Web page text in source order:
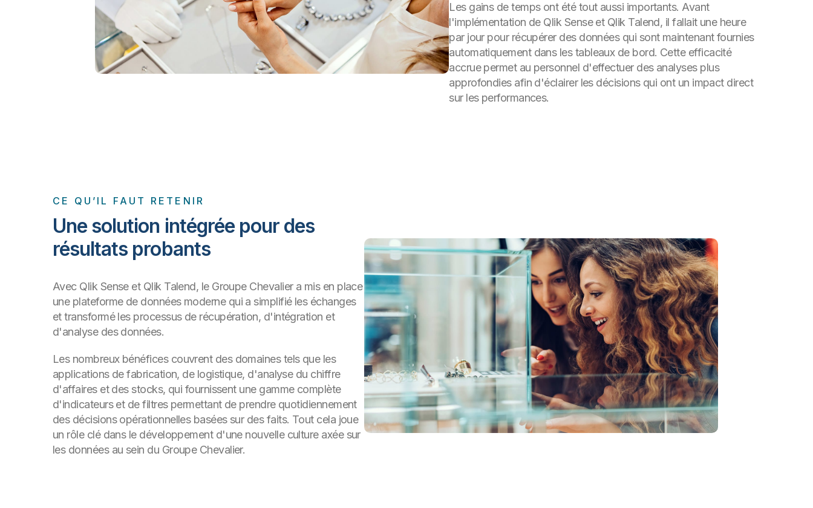
Les gains de temps ont été tout aussi importants. Avant
l'implémentation de Qlik Sense et Qlik Talend, il fallait une heure
par jour pour récupérer des données qui sont maintenant fournies
automatiquement dans les tableaux de bord. Cette efficacité
accrue permet au personnel d'effectuer des analyses plus
approfondies afin d'éclairer les décisions qui ont un impact direct
sur les performances.
CE QU’IL FAUT RETENIR
Une solution intégrée pour des
résultats probants
Avec Qlik Sense et Qlik Talend, le Groupe Chevalier a mis en place
une plateforme de données moderne qui a simplifié les échanges
et transformé les processus de récupération, d'intégration et
d'analyse des données.
Les nombreux bénéfices couvrent des domaines tels que les
applications de fabrication, de logistique, d'analyse du chiffre
d'affaires et des stocks, qui fournissent une gamme complète
d'indicateurs et de filtres permettant de prendre quotidiennement
des décisions opérationnelles basées sur des faits. Tout cela joue
un rôle clé dans le développement d'une nouvelle culture axée sur
les données au sein du Groupe Chevalier.